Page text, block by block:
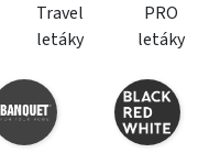
Travel
letáky
PRO
letáky